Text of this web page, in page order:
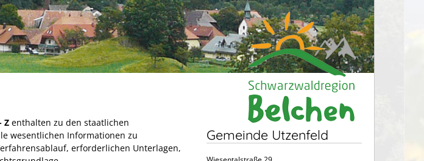
Z enthalten zu den staatlichen
wesentlichen Informationen zu
erforderlichen Unterlagen,
Gemeinde Utzenfeld